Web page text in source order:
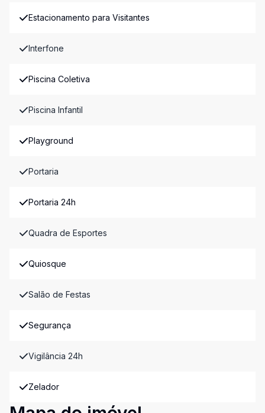
Estacionamento para Visitantes
Interfone
Piscina Coletiva
Piscina Infantil
Playground
Portaria
Portaria 24h
Quadra de Esportes
Quiosque
Salão de Festas
Segurança
Vigilância 24h
Zelador